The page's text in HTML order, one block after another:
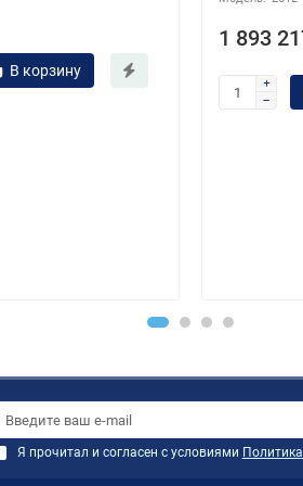
В корзину
1 893
Я прочитал и согласен с условиями